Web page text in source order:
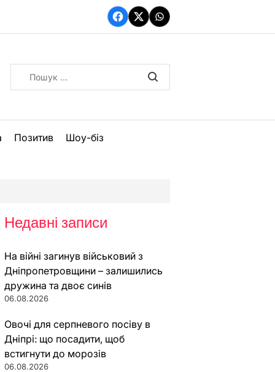
Facebook
TwitterWhatsApp
Позитив Шоу-біз
Недавні записи
На війні загинув військовий з
Дніпропетровщини – залишились
дружина та двоє синів
06.08.2026
Овочі для серпневого посіву в
Дніпрі: що посадити, щоб
встигнути до морозів
06.08.2026